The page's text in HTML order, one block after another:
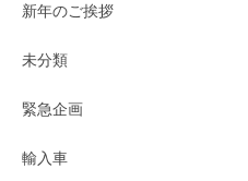
新年のご挨拶
未分類
緊急企画
輸入車